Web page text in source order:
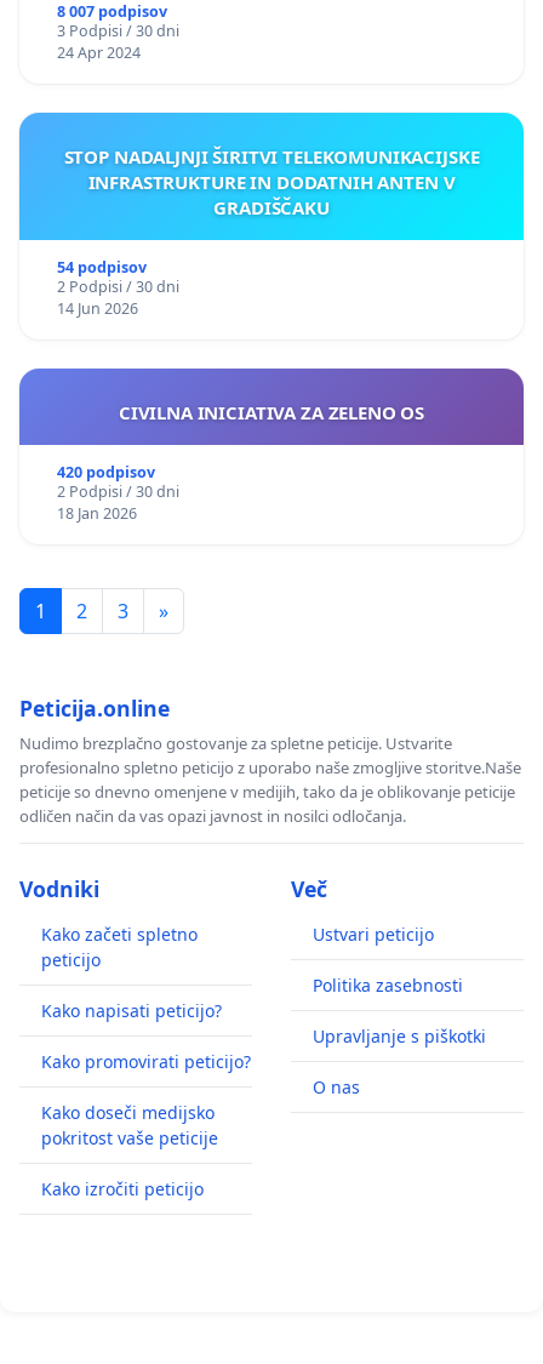
8 007 podpisov
3 Podpisi / 30 dni
24 Apr 2024
STOP NADALJNJI ŠIRITVI TELEKOMUNIKACIJSKE
INFRASTRUKTURE IN DODATNIH ANTEN V
GRADIŠČAKU
54 podpisov
2 Podpisi / 30 dni
14 Jun 2026
CIVILNA INICIATIVA ZA ZELENO OS
420 podpisov
2 Podpisi / 30 dni
18 Jan 2026
1 2 3 »
Peticija.online
Nudimo brezplačno gostovanje za spletne peticije. Ustvarite
profesionalno spletno peticijo z uporabo naše zmogljive storitve.Naše
peticije so dnevno omenjene v medijih, tako da je oblikovanje peticije
odličen način da vas opazi javnost in nosilci odločanja.
Vodniki
Kako začeti spletno
peticijo
Kako napisati peticijo?
Kako promovirati peticijo?
Kako doseči medijsko
pokritost vaše peticije
Kako izročiti peticijo
Več
Ustvari peticijo
Politika zasebnosti
Upravljanje s piškotki
O nas